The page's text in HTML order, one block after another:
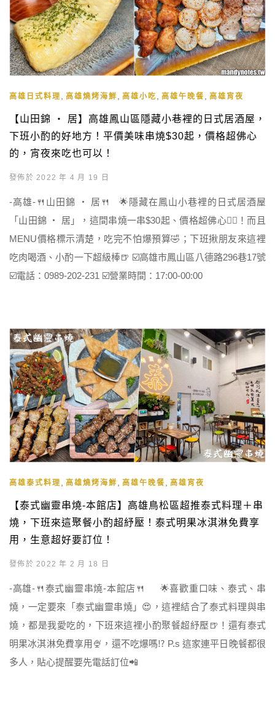
高雄日式料理 高雄燒烤海鮮 高雄小吃 高雄午晚餐 高雄宵夜
【山田錦 ‧ 居】高雄鳳山區隱藏小巷裡的日式居酒屋，
下班小酌的好地方！平價美味串燒$30起，價格超佛心
的，宵夜來吃也可以！
發佈於 2022 年 4 月 19 日
-高雄-🍴山田錦 ‧ 居🍴 🌟隱藏在鳳山小巷裡的日式居酒屋
「山田錦 ‧ 居」，這間串燒一串$30起、價格超佛心👍🏻！而且
MENU價格標示清楚，吃完不怕爆預算🤣；下班揪朋友來這裡
吃肉喝酒、小酌一下超級棒🍺 ☑️高雄市鳳山區八德路296巷17號
☑️電話：0989-202-231 ☑️營業時間：17:00-00:00
高雄泰式料理 高雄燒烤海鮮 高雄午晚餐 高雄宵夜
【泰式幽靈串燒-本館店】高雄鳥松區超推泰式料理＋串
燒，下班來這聚餐小酌超紓壓！泰式明果冰淇淋免費享
用，生意超好要訂位！
發佈於 2022 年 2 月 18 日
-高雄-🍴泰式幽靈串燒-本館店🍴 🌟喜歡重口味、泰式、串
燒，一定要來「泰式幽靈串燒」😍，這裡結合了泰式料理與串
燒，都是我愛吃的，下班來這裡小酌聚餐超紓壓🍺！還有泰式
明果冰淇淋免費享用🍨，還不吃爆嗎⁉️ P.s 這家連平日晚餐都很
多人，貼心提醒要先電話訂位📲